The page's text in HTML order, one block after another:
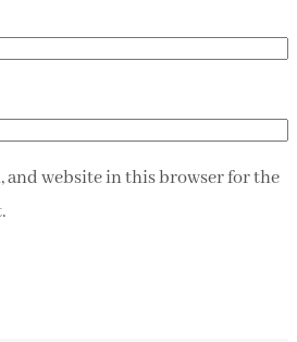
and website in this browser for the